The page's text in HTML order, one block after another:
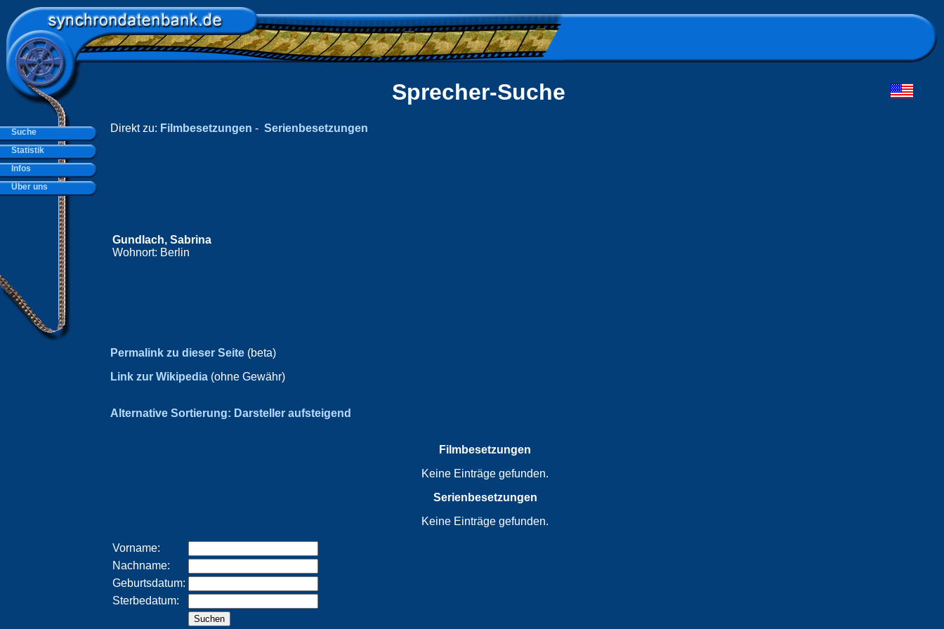
Sprecher-Suche
Direkt zu: Filmbesetzungen - Serienbesetzungen
Gundlach, Sabrina
Wohnort: Berlin
Permalink zu dieser Seite (beta)
Link zur Wikipedia (ohne Gewähr)
Alternative Sortierung: Darsteller aufsteigend
Filmbesetzungen
Keine Einträge gefunden.
Serienbesetzungen
Keine Einträge gefunden.
Vorname:
Nachname:
Geburtsdatum:
Sterbedatum:
Suche
Statistik
Infos
Über uns